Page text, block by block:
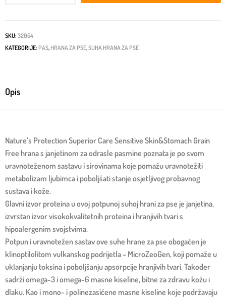
SKU: 32054
KATEGORIJE: PAS, HRANA ZA PSE,SUHA HRANA ZA PSE
Opis
Nature’s Protection Superior Care Sensitive Skin&Stomach Grain
Free hrana s janjetinom za odrasle pasmine poznata je po svom
uravnoteženom sastavu i sirovinama koje pomažu uravnotežiti
metabolizam ljubimca i poboljšati stanje osjetljivog probavnog
sustava i kože.
Glavni izvor proteina u ovoj potpunoj suhoj hrani za pse je janjetina,
izvrstan izvor visokokvalitetnih proteina i hranjivih tvari s
hipoalergenim svojstvima.
Potpun i uravnotežen sastav ove suhe hrane za pse obogaćen je
klinoptilolitom vulkanskog podrijetla – MicroZeoGen, koji pomaže u
uklanjanju toksina i poboljšanju apsorpcije hranjivih tvari. Također
sadrži omega-3 i omega-6 masne kiseline, bitne za zdravu kožu i
dlaku. Kao i mono- i polinezasićene masne kiseline koje podržavaju